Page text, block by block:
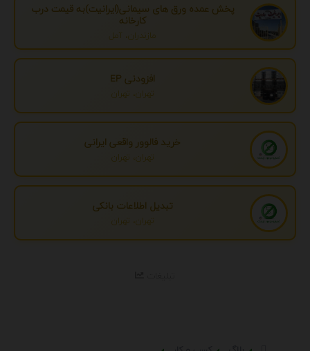
پخش عمده ورق های سیمانی(ایرانیت)به قیمت درب
کارخانه
مازندران، آمل
افزودنی EP
تهران، تهران
خرید فالوور واقعی ایرانی
تهران، تهران
تبدیل اطلاعات بانکی
تهران، تهران